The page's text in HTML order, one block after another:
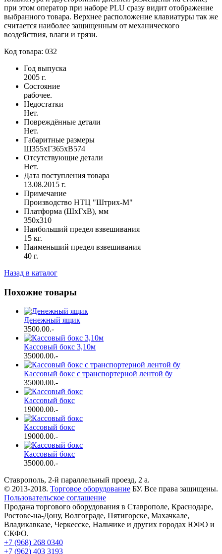
при этом оператор при наборе PLU сразу видит отображение
выбранного товара. Верхнее расположение клавиатуры так же
считается наиболее защищенным от механического
воздействия, влаги и грязи.
Код товара: 032
Год выпуска
2005 г.
Состояние
рабочее.
Недостатки
Нет.
Повреждённые детали
Нет.
Габаритные размеры
Ш355xГ365xВ574
Отсутствующие детали
Нет.
Дата поступления товара
13.08.2015 г.
Примечание
Производство НТЦ "Штрих-М"
Платформа (ШхГхВ), мм
350x310
Наибольший предел взвешивания
15 кг.
Наименьший предел взвешивания
40 г.
Назад в каталог
Похожие товары
Денежный ящик
3500.00.-
Кассовый бокс 3,10м
35000.00.-
Кассовый бокс с транспортерной лентой бу
35000.00.-
Кассовый бокс
19000.00.-
Кассовый бокс
19000.00.-
Кассовый бокс
35000.00.-
Ставрополь, 2-й параллельный проезд, 2 a.
© 2013-2018. Торговое оборудование БУ. Все права защищены.
Пользовательское соглашение
Продажа торгового оборудования в Ставрополе, Краснодаре,
Ростове-на-Дону, Волгограде, Пятигорске, Махачкале,
Владикавказе, Черкесске, Нальчике и других городах ЮФО и
СКФО.
+7 (968) 268 0340
+7 (962) 403 3193